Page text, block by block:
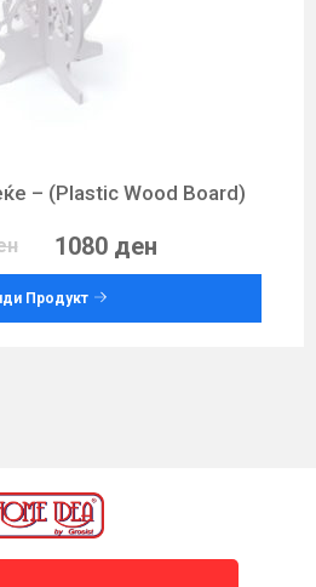
– (Plastic Wood Board)
1080 ден
Продукт